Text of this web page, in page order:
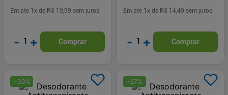
Em até 1 x de R$ 19,99 sem juros
- 1 + Comprar
Em até 1 x de R$ 14,49 sem juros
- 1 + Comprar
-30% -27%